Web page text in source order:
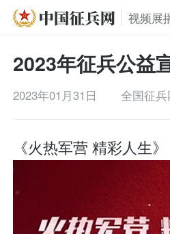
视频展
2023年征兵公益
2023年01月31日 全国征兵
《火热军营 精彩人生》